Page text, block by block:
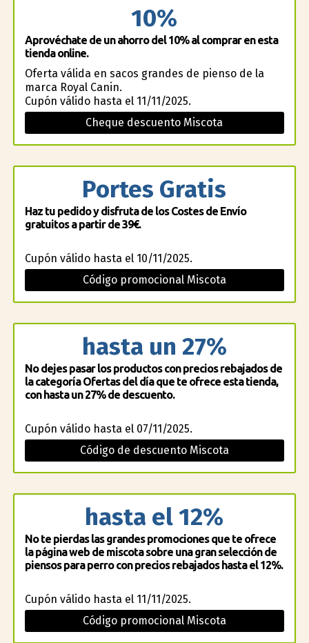
10%
Aprovéchate de un ahorro del 10% al comprar en esta
tienda online.
Oferta válida en sacos grandes de pienso de la
marca Royal Canin.
Cupón válido hasta el 11/11/2025.
Cheque descuento Miscota
Portes Gratis
Haz tu pedido y disfruta de los Costes de Envío
gratuitos a partir de 39€.
Cupón válido hasta el 10/11/2025.
Código promocional Miscota
hasta un 27%
No dejes pasar los productos con precios rebajados de
la categoría Ofertas del día que te ofrece esta tienda,
con hasta un 27% de descuento.
Cupón válido hasta el 07/11/2025.
Código de descuento Miscota
hasta el 12%
No te pierdas las grandes promociones que te ofrece
la página web de miscota sobre una gran selección de
piensos para perro con precios rebajados hasta el 12%.
Cupón válido hasta el 11/11/2025.
Código promocional Miscota